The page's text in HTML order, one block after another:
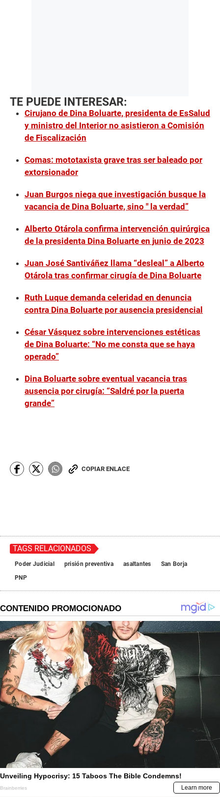
TE PUEDE INTERESAR:
Cirujano de Dina Boluarte, presidenta de EsSalud
y ministro del Interior no asistieron a Comisión
de Fiscalización
Comas: mototaxista grave tras ser baleado por
extorsionador
Juan Burgos niega que investigación busque la
vacancia de Dina Boluarte, sino " la verdad”
Alberto Otárola confirma intervención quirúrgica
de la presidenta Dina Boluarte en junio de 2023
Juan José Santiváñez llama “desleal” a Alberto
Otárola tras confirmar cirugía de Dina Boluarte
Ruth Luque demanda celeridad en denuncia
contra Dina Boluarte por ausencia presidencial
César Vásquez sobre intervenciones estéticas
de Dina Boluarte: “No me consta que se haya
operado”
Dina Boluarte sobre eventual vacancia tras
ausencia por cirugía: “Saldré por la puerta
grande”
COPIAR ENLACE
TAGS RELACIONADOS
Poder Judicial prisión preventiva asaltantes
San Borja
PNP